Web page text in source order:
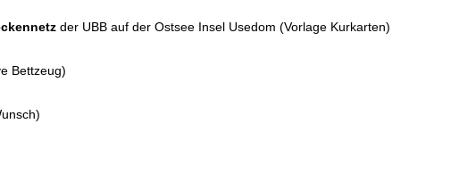
der UBB auf der Ostsee Insel Usedom (Vorlage Kurkarten)
Bettzeug)